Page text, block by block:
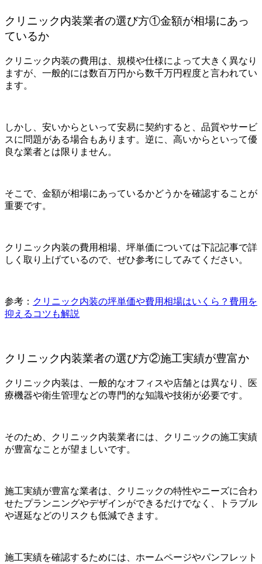
クリニック内装業者の選び方①金額が相場にあっ
ているか
クリニック内装の費用は、規模や仕様によって大きく異なり
ますが、一般的には数百万円から数千万円程度と言われてい
ます。
しかし、安いからといって安易に契約すると、品質やサービ
スに問題がある場合もあります。逆に、高いからといって優
良な業者とは限りません。
そこで、金額が相場にあっているかどうかを確認することが
重要です。
クリニック内装の費用相場、坪単価については下記記事で詳
しく取り上げているので、ぜひ参考にしてみてください。
参考： クリニック内装の坪単価や費用相場はいくら？費用を
抑えるコツも解説
クリニック内装業者の選び方②施工実績が豊富か
クリニック内装は、一般的なオフィスや店舗とは異なり、医
療機器や衛生管理などの専門的な知識や技術が必要です。
そのため、クリニック内装業者には、クリニックの施工実績
が豊富なことが望ましいです。
施工実績が豊富な業者は、クリニックの特性やニーズに合わ
せたプランニングやデザインができるだけでなく、トラブル
や遅延などのリスクも低減できます。
施工実績を確認するためには、ホームページやパンフレット